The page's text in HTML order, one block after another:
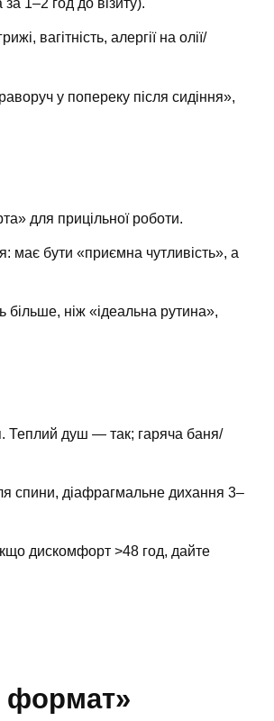
1–2 год до візиту).
вагітність, алергії на олії/
у попереку після сидіння»,
для прицільної роботи.
має бути «приємна чутливість», а
ніж «ідеальна рутина»,
Теплий душ — так; гаряча баня/
спини, діафрагмальне дихання 3–
дискомфорт >48 год, дайте
формат»